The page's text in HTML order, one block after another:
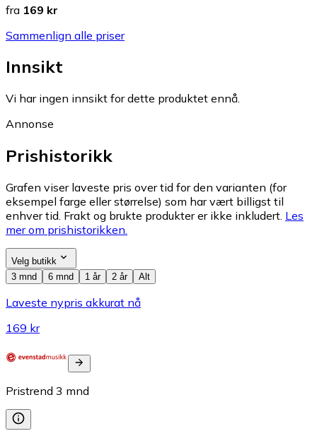
fra 169 kr
Sammenlign alle priser
Innsikt
Vi har ingen innsikt for dette produktet ennå.
Annonse
Prishistorikk
Grafen viser laveste pris over tid for den varianten (for
eksempel farge eller størrelse) som har vært billigst til
enhver tid. Frakt og brukte produkter er ikke inkludert. Les
mer om prishistorikken.
Velg butikk
3 mnd
6 mnd 1 år 2 år Alt
Laveste nypris akkurat nå
169 kr
Pristrend 3 mnd